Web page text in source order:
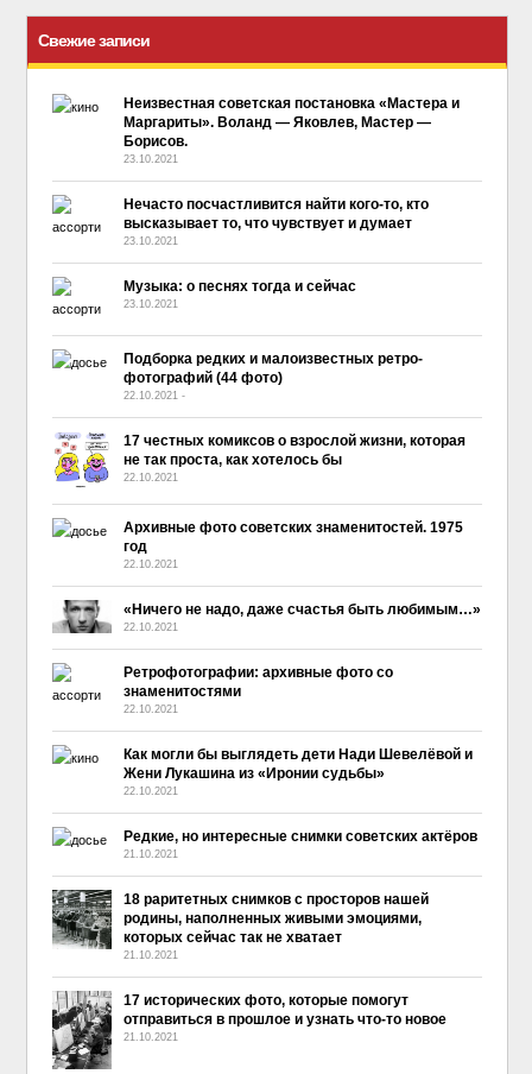
Свежие записи
Неизвестная советская постановка «Мастера и
Маргариты». Воланд — Яковлев, Мастер —
Борисов.
23.10.2021
Нечасто посчастливится найти кого-то, кто
высказывает то, что чувствует и думает
23.10.2021
Музыка: о песнях тогда и сейчас
23.10.2021
Подборка редких и малоизвестных ретро-
фотографий (44 фото)
22.10.2021 -
17 честных комиксов о взрослой жизни, которая
не так проста, как хотелось бы
22.10.2021
Архивные фото советских знаменитостей. 1975
год
22.10.2021
«Ничего не надо, даже счастья быть любимым…»
22.10.2021
Ретрофотографии: архивные фото со
знаменитостями
22.10.2021
Как могли бы выглядеть дети Нади Шевелёвой и
Жени Лукашина из «Иронии судьбы»
22.10.2021
Редкие, но интересные снимки советских актёров
21.10.2021
18 раритетных снимков с просторов нашей
родины, наполненных живыми эмоциями,
которых сейчас так не хватает
21.10.2021
17 исторических фото, которые помогут
отправиться в прошлое и узнать что-то новое
21.10.2021